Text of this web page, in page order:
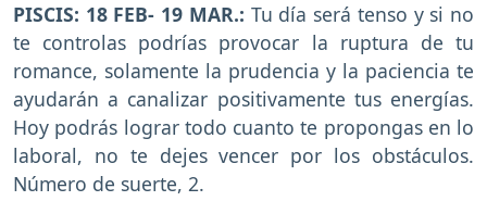
PISCIS: 18 FEB- 19 MAR.: Tu día será tenso y si no
te controlas podrías provocar la ruptura de tu
romance, solamente la prudencia y la paciencia te
ayudarán a canalizar positivamente tus energías.
Hoy podrás lograr todo cuanto te propongas en lo
laboral, no te dejes vencer por los obstáculos.
Número de suerte, 2.